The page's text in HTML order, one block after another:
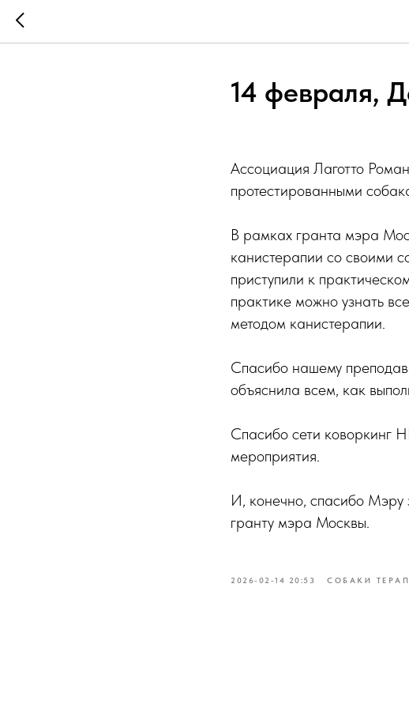
14 февраля,
Ассоциация Лаготто
протестированными
В рамках гранта мэра
канистерапии со своими
приступили к
практике можно узнать
методом канистерапии.
Спасибо нашему
объяснила всем, как
Спасибо сети коворкинг
мероприятия.
И, конечно, спасибо Мэру
гранту мэра Москвы.
2026-02-14 20:53 СОБАКИ